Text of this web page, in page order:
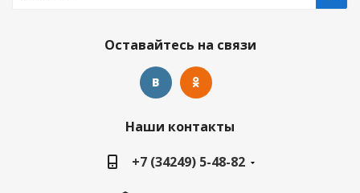
Оставайтесь на связи
Наши контакты
+7 (34249) 5-48-82